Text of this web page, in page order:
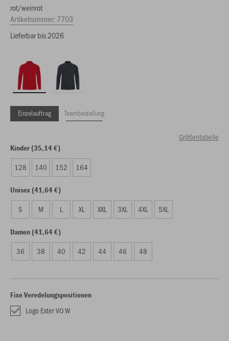
rot/weinrot
Artikelnummer: 7703
Lieferbar bis 2026
Einzelauftrag Teambestellung
Größentabelle
Kinder (35,14 €)
128 140 152 164
Unisex (41,64 €)
S M L XL XXL 3XL 4XL 5XL
Damen (41,64 €)
36 38 40 42 44 46 48
Fixe Veredelungspositionen
Logo Exter VO W